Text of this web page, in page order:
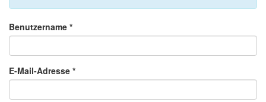
Benutzername *
E-Mail-Adresse *